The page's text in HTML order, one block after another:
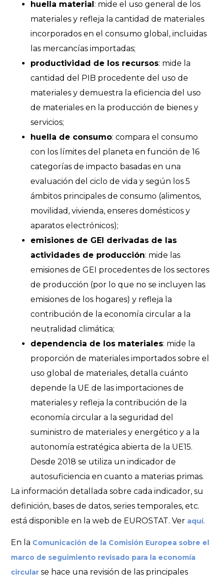
huella material: mide el uso general de los
materiales y refleja la cantidad de materiales
incorporados en el consumo global, incluidas
las mercancías importadas;
productividad de los recursos: mide la
cantidad del PIB procedente del uso de
materiales y demuestra la eficiencia del uso
de materiales en la producción de bienes y
servicios;
huella de consumo: compara el consumo
con los límites del planeta en función de 16
categorías de impacto basadas en una
evaluación del ciclo de vida y según los 5
ámbitos principales de consumo (alimentos,
movilidad, vivienda, enseres domésticos y
aparatos electrónicos);
emisiones de GEI derivadas de las
actividades de producción: mide las
emisiones de GEI procedentes de los sectores
de producción (por lo que no se incluyen las
emisiones de los hogares) y refleja la
contribución de la economía circular a la
neutralidad climática;
dependencia de los materiales: mide la
proporción de materiales importados sobre el
uso global de materiales, detalla cuánto
depende la UE de las importaciones de
materiales y refleja la contribución de la
economía circular a la seguridad del
suministro de materiales y energético y a la
autonomía estratégica abierta de la UE15.
Desde 2018 se utiliza un indicador de
autosuficiencia en cuanto a materias primas.
La información detallada sobre cada indicador, su
definición, bases de datos, series temporales, etc.
está disponible en la web de EUROSTAT. Ver aquí.
En la Comunicación de la Comisión Europea sobre el
marco de seguimiento revisado para la economía
circular se hace una revisión de las principales